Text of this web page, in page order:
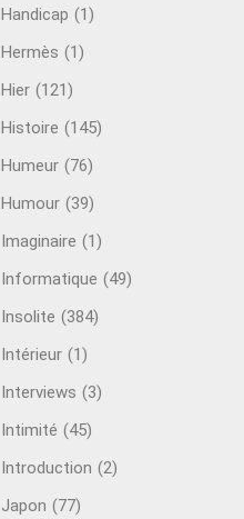
Handicap (1)
Hermès (1)
Hier (121)
Histoire (145)
Humeur (76)
Humour (39)
Imaginaire (1)
Informatique (49)
Insolite (384)
Intérieur (1)
Interviews (3)
Intimité (45)
Introduction (2)
Japon (77)